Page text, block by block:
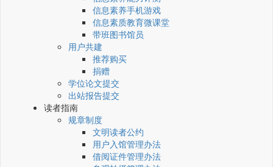
信息素养手机游戏
信息素质教育微课堂
带班图书馆员
用户共建
推荐购买
捐赠
学位论文提交
出站报告提交
读者指南
规章制度
文明读者公约
用户入馆管理办法
借阅证件管理办法